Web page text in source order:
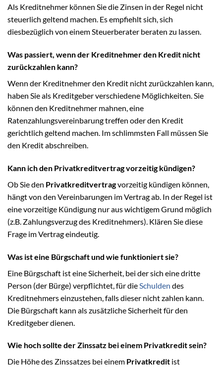
Als Kreditnehmer können Sie die Zinsen in der Regel nicht
steuerlich geltend machen. Es empfiehlt sich, sich
diesbezüglich von einem Steuerberater beraten zu lassen.
Was passiert, wenn der Kreditnehmer den Kredit nicht
zurückzahlen kann?
Wenn der Kreditnehmer den Kredit nicht zurückzahlen kann,
haben Sie als Kreditgeber verschiedene Möglichkeiten. Sie
können den Kreditnehmer mahnen, eine
Ratenzahlungsvereinbarung treffen oder den Kredit
gerichtlich geltend machen. Im schlimmsten Fall müssen Sie
den Kredit abschreiben.
Kann ich den Privatkreditvertrag vorzeitig kündigen?
Ob Sie den Privatkreditvertragvorzeitig kündigen können,
hängt von den Vereinbarungen im Vertrag ab. In der Regel ist
eine vorzeitige Kündigung nur aus wichtigem Grund möglich
(z.B. Zahlungsverzug des Kreditnehmers). Klären Sie diese
Frage im Vertrag eindeutig.
Was ist eine Bürgschaft und wie funktioniert sie?
Eine Bürgschaft ist eine Sicherheit, bei der sich eine dritte
Person (der Bürge) verpflichtet, für die Schulden des
Kreditnehmers einzustehen, falls dieser nicht zahlen kann.
Die Bürgschaft kann als zusätzliche Sicherheit für den
Kreditgeber dienen.
Wie hoch sollte der Zinssatz bei einem Privatkredit sein?
Die Höhe des Zinssatzes bei einem Privatkredit ist